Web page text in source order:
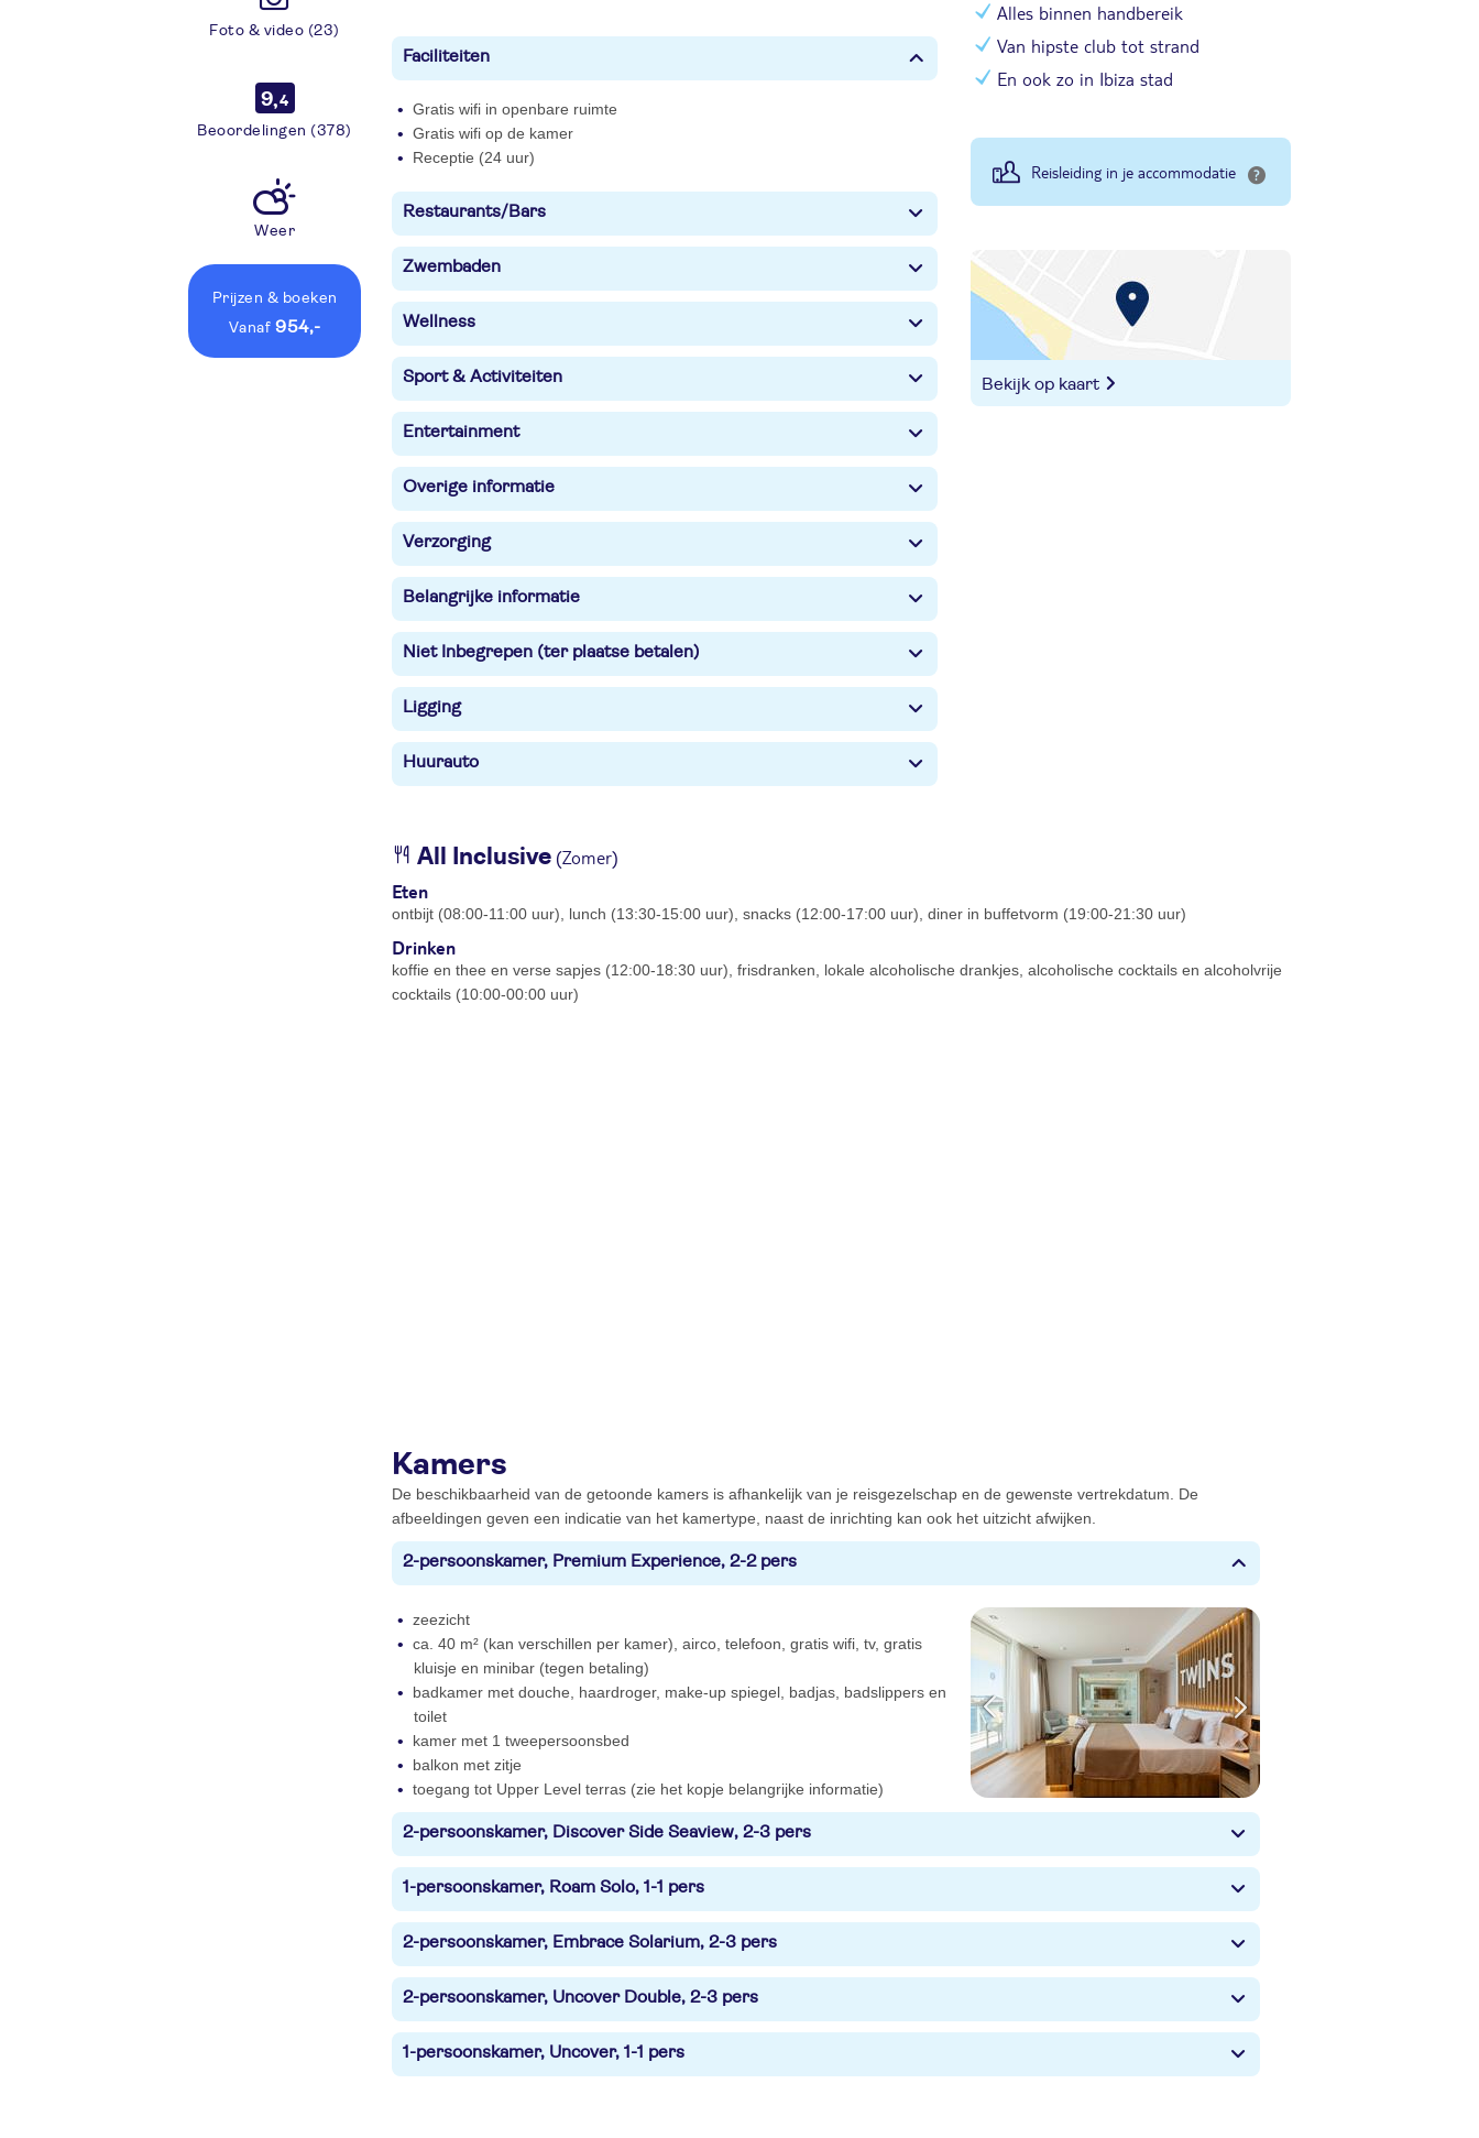
Foto & video (23)
9,4
Beoordelingen (378)
Weer
Prijzen & boeken
vanaf 954,-
Faciliteiten
Gratis wifi in openbare ruimte
Gratis wifi op de kamer
Receptie (24 uur)
Restaurants/Bars
Zwembaden
Wellness
Sport & Activiteiten
Entertainment
Overige informatie
Verzorging
Belangrijke informatie
Niet Inbegrepen (ter plaatse betalen)
Ligging
Huurauto
Alles binnen handbereik
Van hipste club tot strand
En ook zo in Ibiza stad
Reisleiding in je accommodatie
Bekijk op kaart
All Inclusive (Zomer)
Eten
ontbijt (08:00-11:00 uur), lunch (13:30-15:00 uur), snacks (12:00-17:00 uur), diner in buffetvorm (19:00-21:30 uur)
Drinken
koffie en thee en verse sapjes (12:00-18:30 uur), frisdranken, lokale alcoholische drankjes, alcoholische cocktails en alcoholvrije
cocktails (10:00-00:00 uur)
Kamers
De beschikbaarheid van de getoonde kamers is afhankelijk van je reisgezelschap en de gewenste vertrekdatum. De
afbeeldingen geven een indicatie van het kamertype, naast de inrichting kan ook het uitzicht afwijken.
2-persoonskamer, Premium Experience, 2-2 pers
zeezicht
ca. 40 m² (kan verschillen per kamer), airco, telefoon, gratis wifi, tv, gratis
kluisje en minibar (tegen betaling)
badkamer met douche, haardroger, make-up spiegel, badjas, badslippers en
toilet
kamer met 1 tweepersoonsbed
balkon met zitje
toegang tot Upper Level terras (zie het kopje belangrijke informatie)
2-persoonskamer, Discover Side Seaview, 2-3 pers
1-persoonskamer, Roam Solo, 1-1 pers
2-persoonskamer, Embrace Solarium, 2-3 pers
2-persoonskamer, Uncover Double, 2-3 pers
1-persoonskamer, Uncover, 1-1 pers